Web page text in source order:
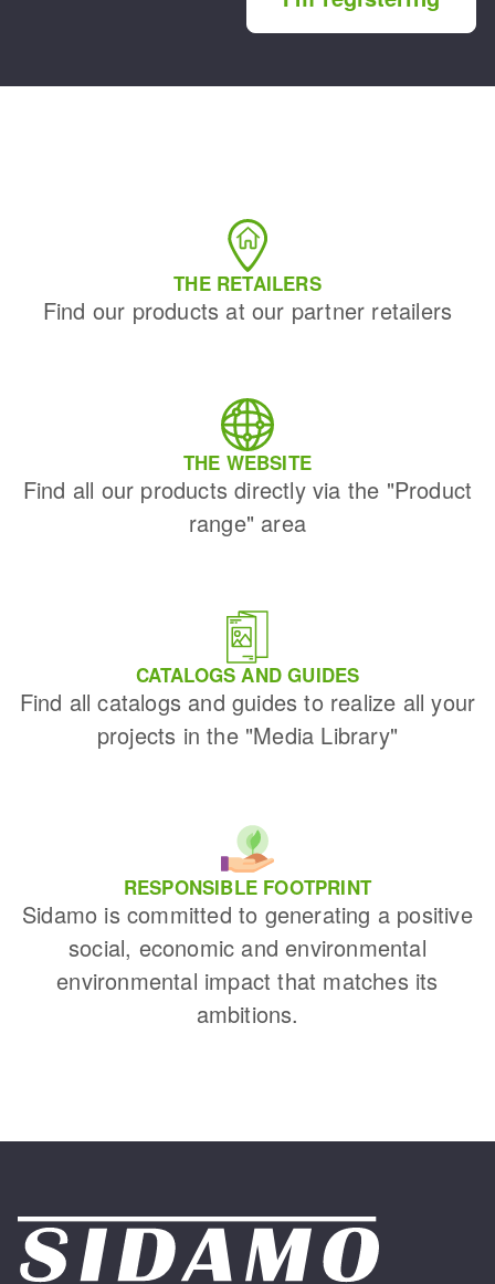
THE RETAILERS
Find our products at our partner retailers
THE WEBSITE
Find all our products directly via the "Product
range" area
CATALOGS AND GUIDES
Find all catalogs and guides to realize all your
projects in the "Media Library"
RESPONSIBLE FOOTPRINT
Sidamo is committed to generating a positive
social, economic and environmental
environmental impact that matches its
ambitions.